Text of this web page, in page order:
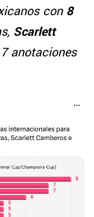
con 8
Scarlett
anotaciones